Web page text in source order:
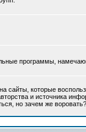
программы,
сайты, которые
и источника
но зачем же воровать?